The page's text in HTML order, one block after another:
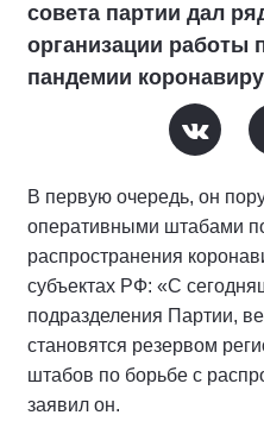
совета партии дал
организации работы
пандемии
В первую очередь, он
оперативными штабами
распространения
субъектах РФ: «С
подразделения Партии,
становятся резервом
штабов по борьбе с
заявил он.